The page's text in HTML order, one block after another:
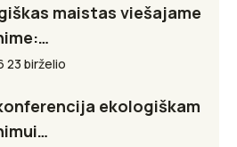
maistas viešajame
23 birželio
ekologiškam